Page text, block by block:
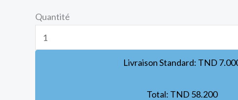
Quantité
Livraison Standard: TND
Total: TND 58.200